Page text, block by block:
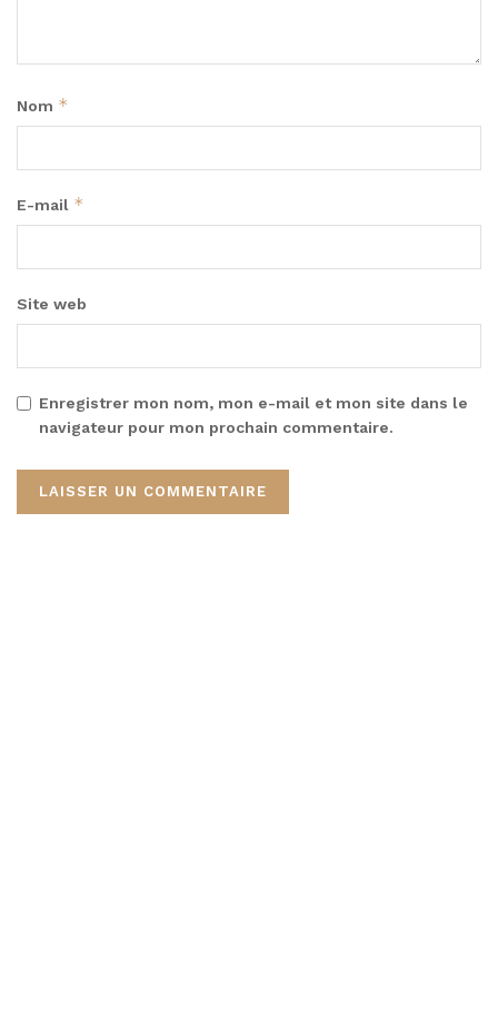
Nom *
E-mail *
Site web
Enregistrer mon nom, mon e-mail et mon site dans le
navigateur pour mon prochain commentaire.